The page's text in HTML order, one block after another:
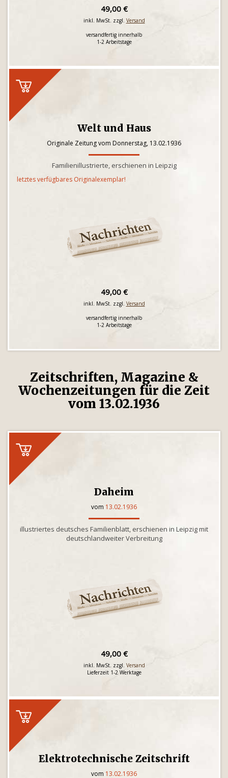
49,00 €
inkl. MwSt. zzgl. Versand
versandfertig innerhalb
1-2 Arbeitstage
Welt und Haus
Originale Zeitung vom Donnerstag, 13.02.1936
Familienillustrierte, erschienen in Leipzig
letztes verfügbares Originalexemplar!
49,00 €
inkl. MwSt. zzgl. Versand
versandfertig innerhalb
1-2 Arbeitstage
Zeitschriften, Magazine &
Wochenzeitungen für die Zeit
vom 13.02.1936
Daheim
vom 13.02.1936
illustriertes deutsches Familienblatt, erschienen in Leipzig mit
deutschlandweiter Verbreitung
49,00 €
inkl. MwSt. zzgl. Versand
Lieferzeit 1-2 Werktage
Elektrotechnische Zeitschrift
vom 13.02.1936